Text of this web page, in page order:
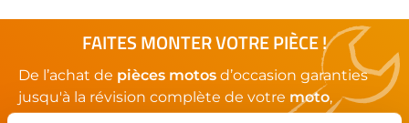
FAITES MONTER VOTRE PIÈCE !
De l’achat de pièces motos d’occasion garanties
jusqu'à la révision complète de votre moto,